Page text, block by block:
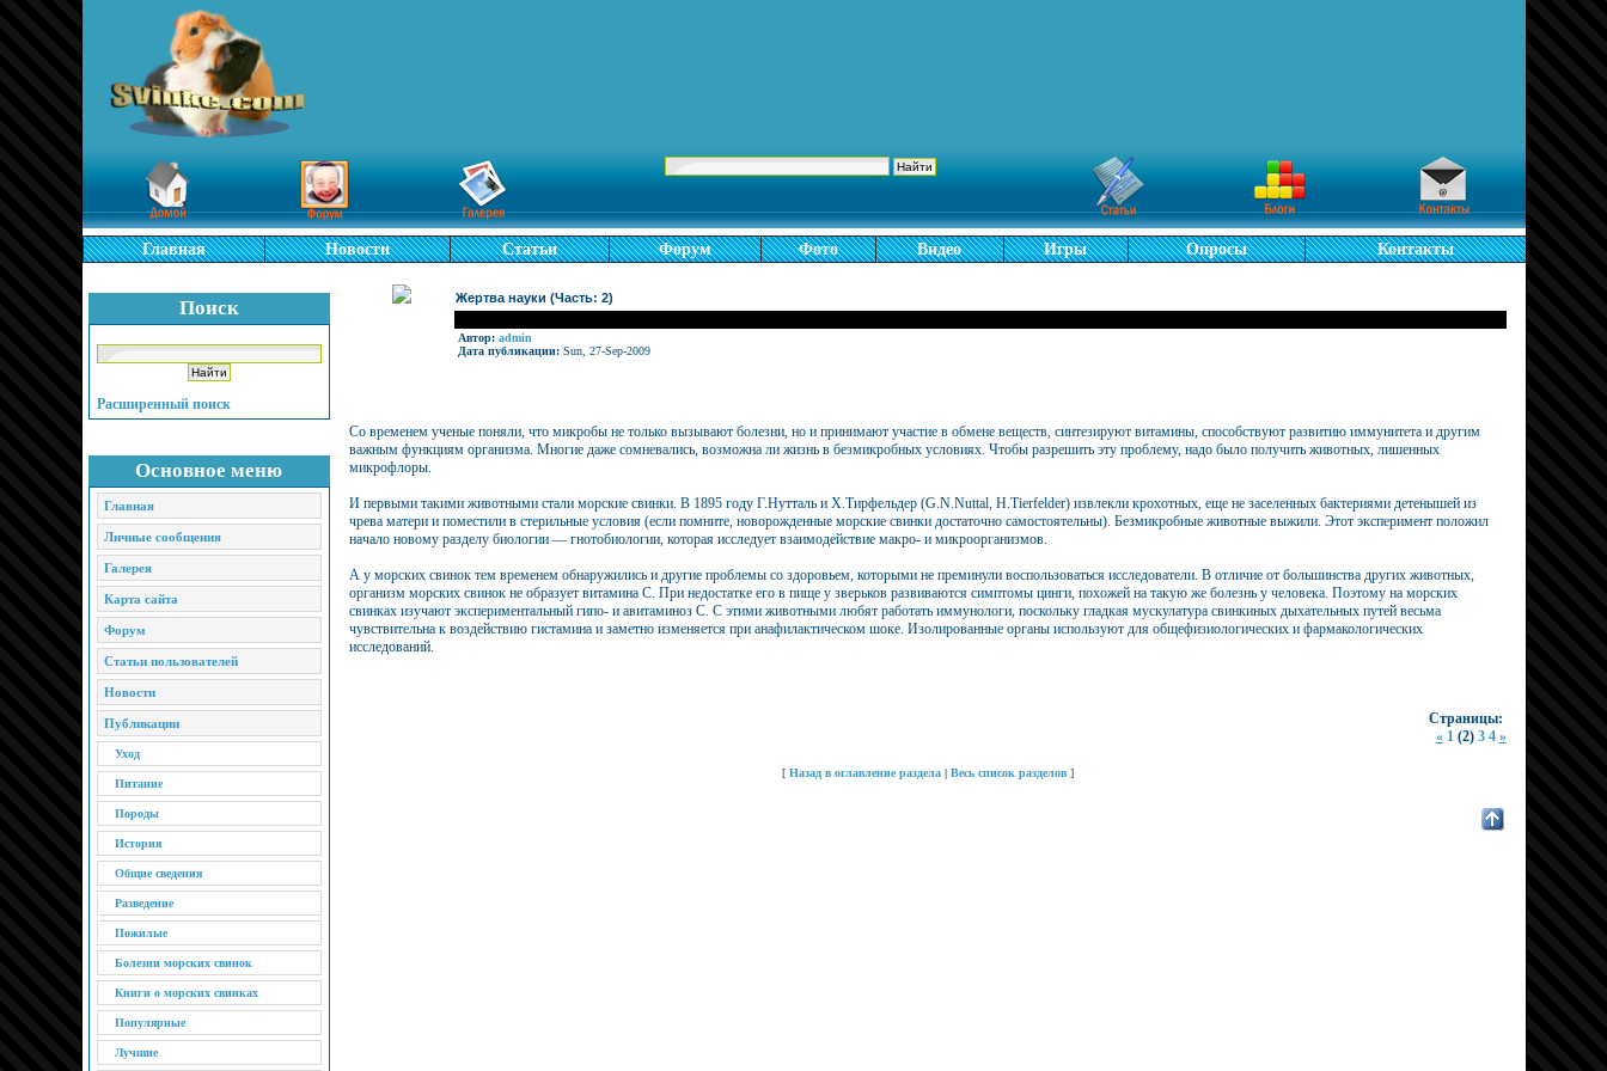
Главная Новости Статьи Форум Фото Видео Игры Опросы Контакты
Поиск
Расширенный поиск
Основное меню
Главная
Личные сообщения
Галерея
Карта сайта
Форум
Статьи пользователей
Новости
Публикации
Уход
Питание
Породы
История
Общие сведения
Разведение
Пожилые
Болезни морских свинок
Книги о морских свинках
Популярные
Лучшие
Жертва науки (Часть: 2)
Автор: admin
Дата публикации:Sun, 27-Sep-2009
Со временем ученые поняли, что микробы не только вызывают болезни, но и принимают участие в обмене веществ, синтезируют витамины, способствуют развитию иммунитета и другим
важным функциям организма. Многие даже сомневались, возможна ли жизнь в безмикробных условиях. Чтобы разрешить эту проблему, надо было получить животных, лишенных
микрофлоры.
И первыми такими животными стали морские свинки. В 1895 году Г.Нутталь и Х.Тирфельдер (G.N.Nuttal, H.Tierfelder) извлекли крохотных, еще не заселенных бактериями детенышей из
чрева матери и поместили в стерильные условия (если помните, новорожденные морские свинки достаточно самостоятельны). Безмикробные животные выжили. Этот эксперимент положил
начало новому разделу биологии — гнотобиологии, которая исследует взаимодействие макро- и микроорганизмов.
А у морских свинок тем временем обнаружились и другие проблемы со здоровьем, которыми не преминули воспользоваться исследователи. В отличие от большинства других животных,
организм морских свинок не образует витамина С. При недостатке его в пище у зверьков развиваются симптомы цинги, похожей на такую же болезнь у человека. Поэтому на морских
свинках изучают экспериментальный гипо- и авитаминоз С. С этими животными любят работать иммунологи, поскольку гладкая мускулатура свинкиных дыхательных путей весьма
чувствительна к воздействию гистамина и заметно изменяется при анафилактическом шоке. Изолированные органы используют для общефизиологических и фармакологических
исследований.
Страницы:
« 1 (2) 3 4 »
[ Назад в оглавление раздела| Весь список разделов]